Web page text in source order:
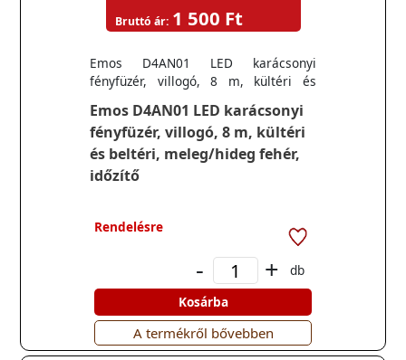
Emos D4AN01 LED karácsonyi
fényfüzér, villogó, 8 m, kültéri
és beltéri, meleg/hideg fehér,
időzítő
Emos D4AN01 LED karácsonyi
fényfüzér, villogó, 8 m, kültéri és
Bruttó ár: 1 500 Ft
Rendelésre
- +
db
Kosárba
A termékről bővebben